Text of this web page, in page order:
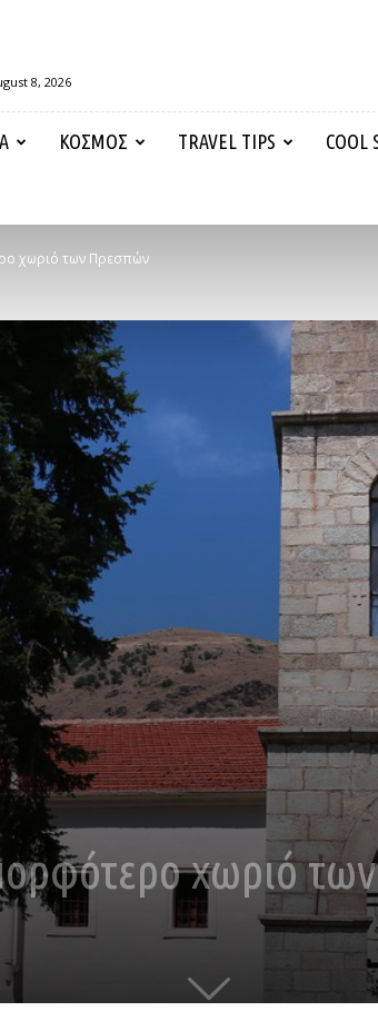
8, 2026
ΚΟΣΜΟΣ TRAVEL TIPS COOL
χωριό των Πρεσπών
χωριό